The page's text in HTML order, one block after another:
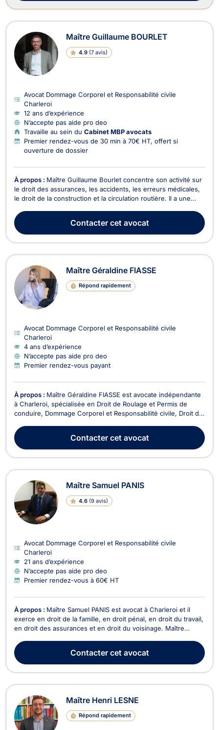
Maître Guillaume BOURLET
4.9 (7 avis)
Avocat Dommage Corporel et Responsabilité civile
Charleroi
12 ans d’expérience
N’accepte pas aide pro deo
Travaille au sein du Cabinet MBP avocats
Premier rendez-vous de 30 min à 70€ HT, offert si
ouverture de dossier
À propos : Maître Guillaume Bourlet concentre son activité sur
le droit des assurances, les accidents, les erreurs médicales,
le droit de la construction et la circulation routière. Il a une
incendie. Il conçoit le métier d’avocat comme une mission de
défense et de conseil str...
Contactercet avocat
Maître Géraldine FIASSE
Répond rapidement
Avocat Dommage Corporel et Responsabilité civile
Charleroi
4 ans d’expérience
N’accepte pas aide pro deo
Premier rendez-vous payant
À propos : Maître Géraldine FIASSE est avocate indépendante
à Charleroi, spécialisée en Droit de Roulage et Permis de
conduire, Dommage Corporel et Responsabilité civile, Droit de
route ou d'une erreur médicale ? Convoqué devant le Tribunal
de police ? En litige avec votre...
Contactercet avocat
Maître Samuel PANIS
4.6 (9 avis)
Avocat Dommage Corporel et Responsabilité civile
Charleroi
21 ans d’expérience
N’accepte pas aide pro deo
Premier rendez-vous à 60€ HT
À propos : Maître Samuel PANIS est avocat à Charleroi et il
exerce en droit de la famille, en droit pénal, en droit du travail,
en droit des assurances et en droit du voisinage. Maître
des divorces à l'amiable ou contentieux, en matière de
cohabitation légale, de droit de ...
Contactercet avocat
Maître Henri LESNE
Répond rapidement